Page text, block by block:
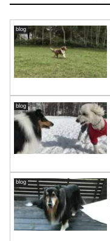
blog
blog
blog